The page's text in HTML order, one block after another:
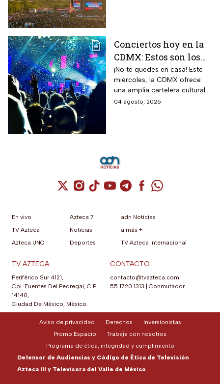
Conciertos hoy en la
CDMX: Estos son los
mejores planes
musicales para este
miércoles 5 de agosto
¡No te quedes en casa! Este
miércoles, la CDMX ofrece
una amplia cartelera cultural
para todos los gustos.
04 agosto, 2026
Cuenta de X / Twitter (se abre en una
Cuenta de Instagram (se abre en una
Cuenta de TikTok (se abre en
Cuenta de YouTube (se abre
Cuenta de Telegram (se
Cuenta de
Cuenta de
En vivo
TV Azteca
Azteca UNO
Azteca 7
Noticias
Deportes
adn Noticias
a más +
TV Azteca Internacional
TV AZTECA
Periférico Sur 4121,
Col. Fuentes Del Pedregal, C.P.
14140,
Ciudad De México, México.
CONTACTO
contacto@tvazteca.com
55 1720 1313
Conmutador
Aviso de privacidad Derechos
Inversionistas
Promo Espacio
Trabaja con nosotros
Programa de ética, integridad y cumplimiento
Defensor de Audiencias y Código de Ética de Televisión
Azteca III y Televisora del Valle de México